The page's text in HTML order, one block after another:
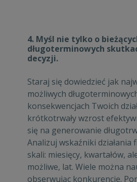
4. Myśl nie tylko o
długoterminowych
decyzji.
Staraj się dowiedzieć jak
możliwych
konsekwencjach Twoich
krótkotrwały wzrost
się na generowanie
Analizuj wskaźniki działania
skali: miesięcy, kwartałów,
możliwe, lat. Wiele można
obserwując konkurencję.